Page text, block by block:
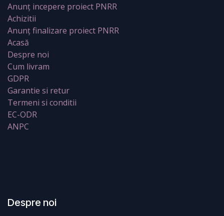
Anunț incepere proiect PNRR
Achizitii
Anunț finalizare proiect PNRR
Acasă
Despre noi
Cum livram
GDPR
Garantie si retur
Termeni si conditii
EC-ODR
ANPC
Despre noi